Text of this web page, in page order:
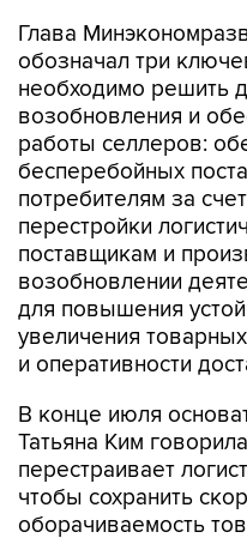
Глава
обозначал три
необходимо решить
возобновления и
работы селлеров:
бесперебойных
потребителям за
перестройки
поставщикам и
возобновлении
для повышения
увеличения
и оперативности
В конце июля
Татьяна Ким
перестраивает
чтобы сохранить
оборачиваемость